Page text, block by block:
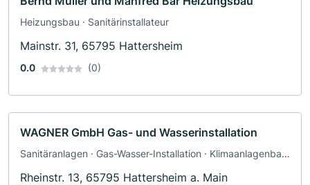
Heizungsbau · Sanitärinstallateur
Mainstr. 31, 65795 Hattersheim
0.0 (0)
WAGNER GmbH Gas- und Wasserinstallation
Sanitäranlagen · Gas-Wasser-Installation · Klimaanlagenbau
Rheinstr. 13, 65795 Hattersheim a. Main